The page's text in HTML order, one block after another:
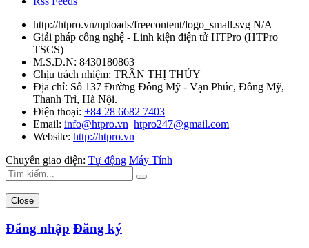
http://htpro.vn/uploads/freecontent/logo_small.svg N/A
Giải pháp công nghệ - Linh kiện điện tử HTPro (HTPro
TSCS)
M.S.D.N: 8430180863
Chịu trách nhiệm: TRẦN THỊ THỦY
Địa chỉ: Số 137 Đường Đông Mỹ - Vạn Phúc, Đông Mỹ,
Thanh Trì, Hà Nội.
Điện thoại: +84 28 6682 7403
Email: info@htpro.vn htpro247@gmail.com
Website: http://htpro.vn
Chuyển giao diện: Tự động Máy Tính
Close
Đăng nhập Đăng ký